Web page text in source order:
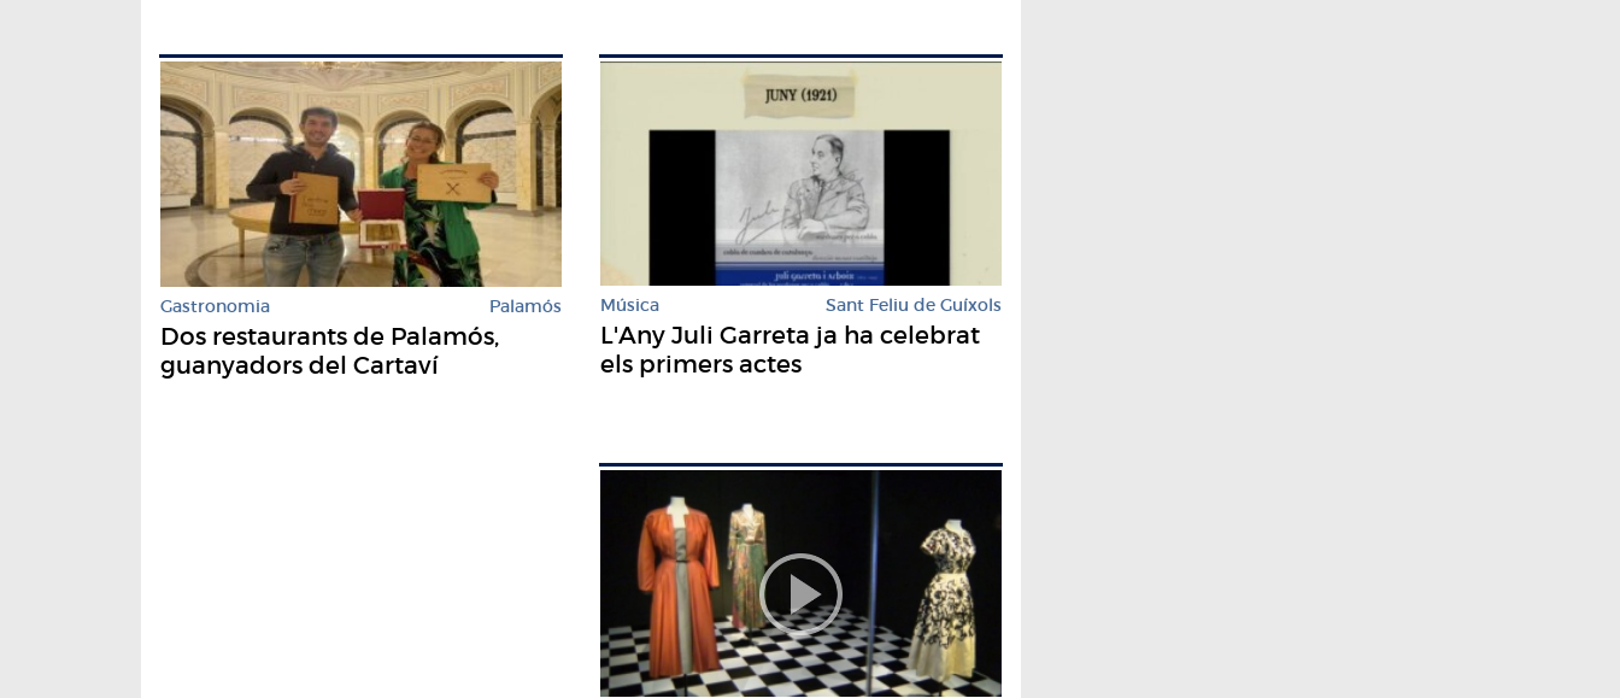
Gastronomia Palamós
Dos restaurants de Palamós,
guanyadors del Cartaví
Música Sant Feliu de Guíxols
L'Any Juli Garreta ja ha celebrat
els primers actes